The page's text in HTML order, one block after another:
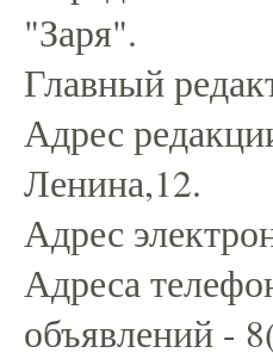
"Заря".
Главный
Адрес
Ленина,12.
Адрес
Адреса
объявлений -